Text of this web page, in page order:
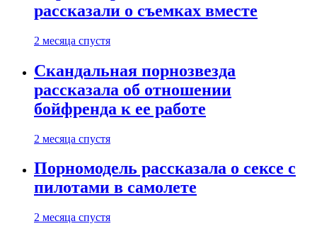
рассказали о съемках вместе
2 месяца спустя
Скандальная порнозвезда
рассказала об отношении
бойфренда к ее работе
2 месяца спустя
Порномодель рассказала о сексе с
пилотами в самолете
2 месяца спустя